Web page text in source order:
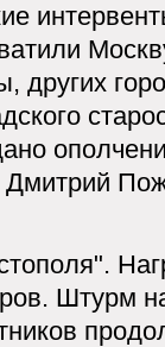
других
Дмитрий
Штурм